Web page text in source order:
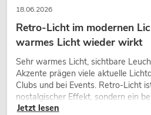
18.06.2026
Retro-Licht im modernen
warmes Licht wieder wirkt
Sehr warmes Licht, sichtbare
Akzente prägen viele aktuelle
Clubs und bei Events. Retro-Licht
nostalgischer Effekt, sondern ein
Gestaltungsmittel: Es schafft
Jetzt lesen